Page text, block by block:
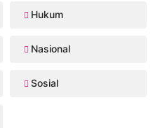
Hukum
Nasional
Sosial